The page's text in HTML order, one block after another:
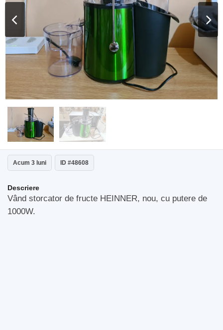
Acum 3 luni ID #48608
Descriere
Vând storcator de fructe HEINNER, nou, cu putere de
1000W.